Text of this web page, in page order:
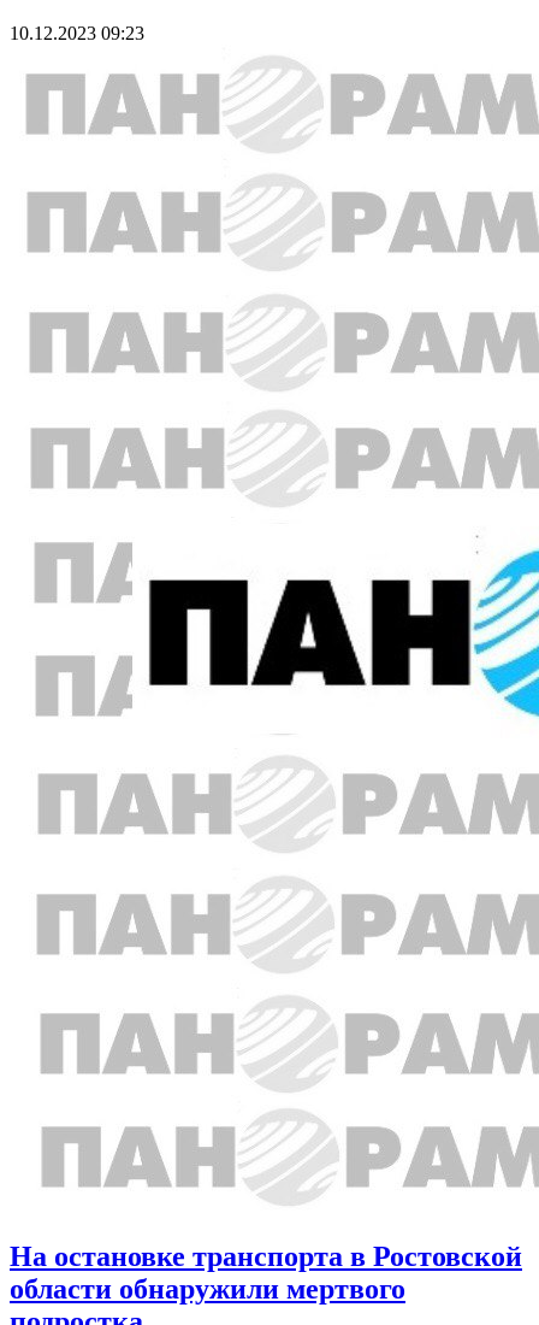
10.12.2023 09:23
На остановке транспорта в Ростовской
области обнаружили мертвого